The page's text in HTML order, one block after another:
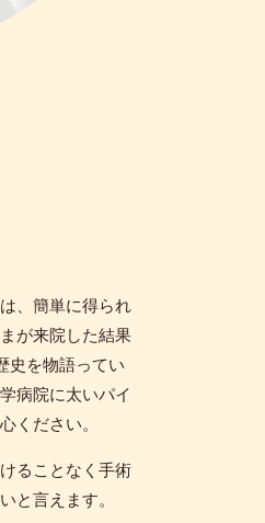
、簡単に得られ
が来院した結果
史を物語ってい
病院に太いパイ
ください。
ることなく手術
と言えます。